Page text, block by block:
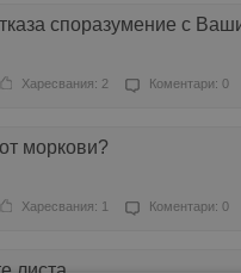
споразумение с
Харесвания: 2 Коментари: 0
моркови?
Харесвания: 1 Коментари: 0